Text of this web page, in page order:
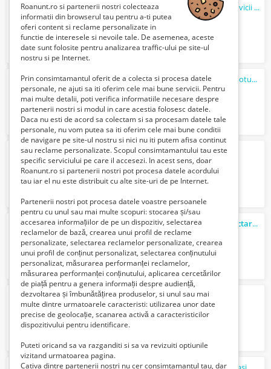
Tractări auto și transport specializat – Servicii disponibile NON-STOP
Verifica cu vanzatorul
Platforma autotractariauto sector 1 autoturisme avariate/defecte RAR AUTOSTRAD...
89 Lei
Tractariauto Bucuresti oltenita ieftin /
59 Lei
Platforma auto Bucuresti de la 100 lei tractari
89 Lei
Tractariauto Bucuresti A3 Ploiesti dn1 //
79 Lei
Roanunt.ro si partenerii nostri colecteaza
informatii din browserul tau pentru a-ti putea
oferi content si reclame personalizate in
functie de interesele si nevoile tale. De asemenea, aceste
date sunt folosite pentru analizarea traffic-ului pe site-ul
nostru si pe Internet.
Prin consimtamantul oferit de a colecta si procesa datele
personale, ne ajuti sa iti oferim cele mai bune servicii. Pentru
mai multe detalii, poti verifica informatiile necesare despre
partenerii nostri si modul in care acestia folosesc datele.
Daca nu esti de acord sa colectam si sa procesam datele tale
personale, nu vom putea sa iti oferim cele mai bune conditii
de navigare pe site-ul nostru si nici nu iti putem afisa continut
sau reclame personalizate. Scopul consimtamantului tau este
specific serviciului pe care il accesezi. In acest sens, doar
Roanunt.ro si partenerii nostri pot procesa datele acordului
tau iar el nu este distribuit cu alte site-uri de pe Internet.
Partenerii nostri pot procesa datele voastre persoanele
pentru cu unul sau mai multe scopuri: stocarea și/sau
accesarea informațiilor de pe un dispozitiv, selectarea
reclamelor de bază, crearea unui profil de reclame
personalizate, selectarea reclamelor personalizate, crearea
unui profil de conținut personalizat, selectarea conținutului
personalizat, măsurarea performanței reclamelor,
măsurarea performanței conținutului, aplicarea cercetărilor
de piață pentru a genera informații despre audiență,
dezvoltarea și îmbunătățirea produselor, si unul sau mai
multe dintre urmatoarele caracteristi: utilizarea unor date
precise de geolocație, scanarea activă a caracteristicilor
dispozitivului pentru identificare.
Puteti oricand sa va razganditi si sa va revizuiti optiunile
vizitand urmatoarea pagina.
Cativa dintre partenerii nostri nu cer consimtamantul tau, dar